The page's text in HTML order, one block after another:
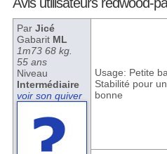
Par Jicé
Gabarit ML
1m73 68 kg.
55 ans
Niveau
Intermédiaire
voir son quiver
Usage: Petite
Stabilité pour
bonne